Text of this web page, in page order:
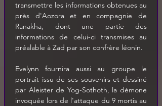
transmettre les informations obtenues au
près d'Aozora et en compagnie de
Ranakha, dont une partie des
informations de celui-ci transmises au
préalable à Zad par son confrère léonin.
Evelynn fournira aussi au groupe le
portrait issu de ses souvenirs et dessiné
par Aleister de Yog-Sothoth, la démone
invoquée lors de l'attaque du 9 mortis au